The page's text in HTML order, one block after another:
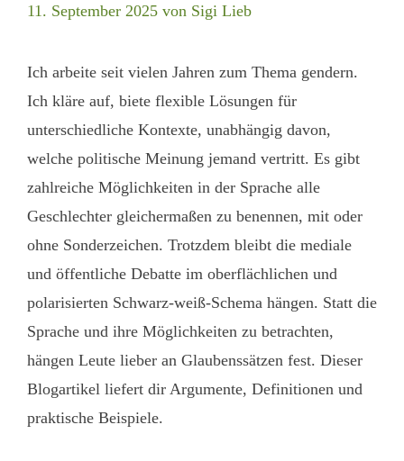
11. September 2025 von Sigi Lieb
Ich arbeite seit vielen Jahren zum Thema gendern.
Ich kläre auf, biete flexible Lösungen für
unterschiedliche Kontexte, unabhängig davon,
welche politische Meinung jemand vertritt. Es gibt
zahlreiche Möglichkeiten in der Sprache alle
Geschlechter gleichermaßen zu benennen, mit oder
ohne Sonderzeichen. Trotzdem bleibt die mediale
und öffentliche Debatte im oberflächlichen und
polarisierten Schwarz-weiß-Schema hängen. Statt die
Sprache und ihre Möglichkeiten zu betrachten,
hängen Leute lieber an Glaubenssätzen fest. Dieser
Blogartikel liefert dir Argumente, Definitionen und
praktische Beispiele.